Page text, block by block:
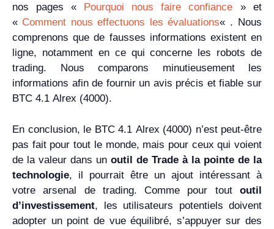
nos pages « Pourquoi nous faire confiance » et
« Comment nous effectuons les évaluations« . Nous
comprenons que de fausses informations existent en
ligne, notamment en ce qui concerne les robots de
trading. Nous comparons minutieusement les
informations afin de fournir un avis précis et fiable sur
BTC 4.1 Alrex (4000).
En conclusion, le BTC 4.1 Alrex (4000) n’est peut-être
pas fait pour tout le monde, mais pour ceux qui voient
de la valeur dans un outil de Trade à la pointe de la
technologie, il pourrait être un ajout intéressant à
votre arsenal de trading. Comme pour tout outil
d’investissement, les utilisateurs potentiels doivent
adopter un point de vue équilibré, s’appuyer sur des